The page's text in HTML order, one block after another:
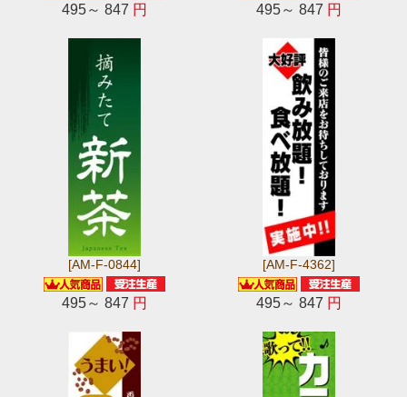
495～ 847 円 495～ 847 円
[AM-F-0844]
495～ 847 円
[AM-F-4362]
495～ 847 円